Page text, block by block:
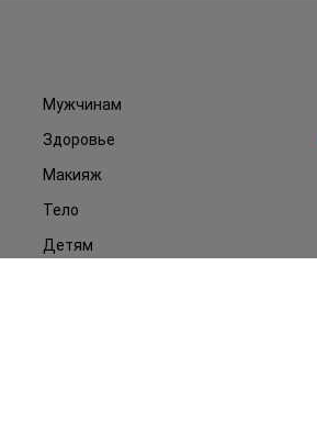
Мужчинам
Здоровье
Макияж
Тело
Детям